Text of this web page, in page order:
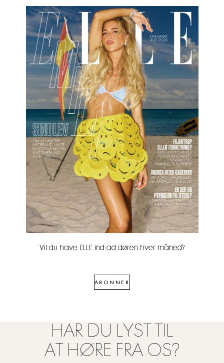
Vil du have ELLE ind ad døren hver måned?
ABONNER
HAR DU LYST TIL
AT HØRE FRA OS?